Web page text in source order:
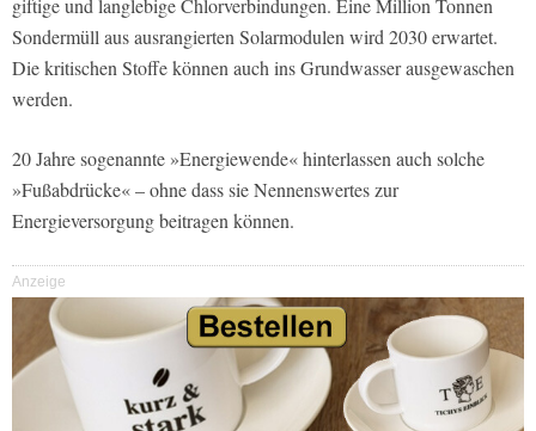
giftige und langlebige Chlorverbindungen. Eine Million Tonnen
Sondermüll aus ausrangierten Solarmodulen wird 2030 erwartet.
Die kritischen Stoffe können auch ins Grundwasser ausgewaschen
werden.
20 Jahre sogenannte »Energiewende« hinterlassen auch solche
»Fußabdrücke« – ohne dass sie Nennenswertes zur
Energieversorgung beitragen können.
Anzeige